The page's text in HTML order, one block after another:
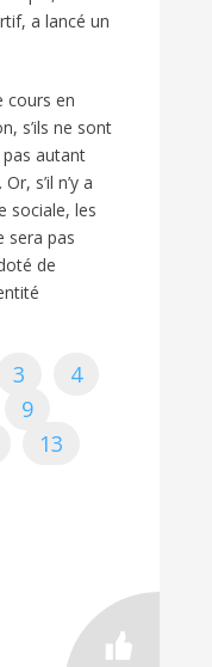
a lancé un
cours en
s’ils ne sont
pas autant
s’il n’y a
sociale, les
sera pas
de
3
4
9
13